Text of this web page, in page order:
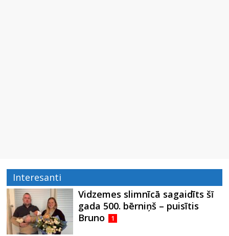
Interesanti
Vidzemes slimnīcā sagaidīts šī
gada 500. bērniņš – puisītis
Bruno
1